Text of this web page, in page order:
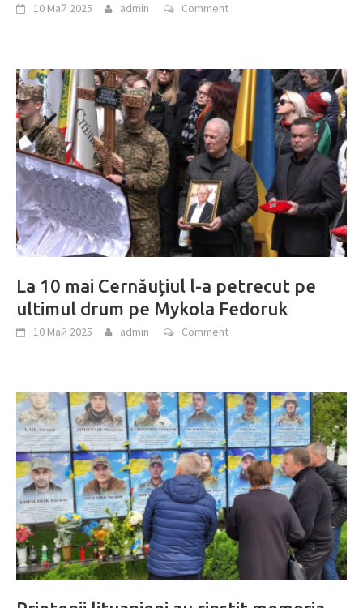
10 Май 2025 admin Comment
La 10 mai Cernăuțiul l-a petrecut pe
ultimul drum pe Mykola Fedoruk
10 Май 2025 admin Comment